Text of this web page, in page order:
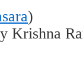
)
Krishna